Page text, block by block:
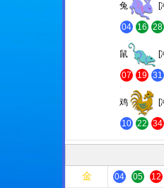
兔 [
04 16 28
鼠 [
07 19 31
鸡 [
10 22 34
金
04 05 12